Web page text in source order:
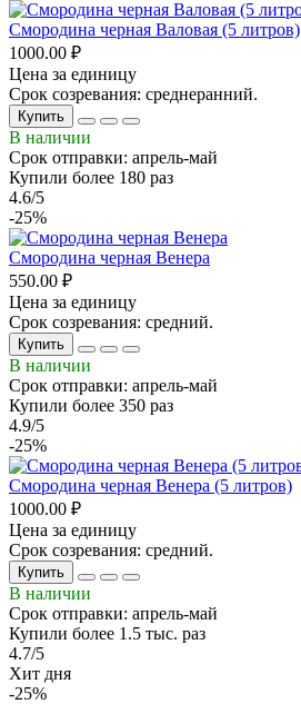
Смородина черная Валовая (5 литров)
1000.00 ₽
Цена за единицу
Срок созревания: среднеранний.
Купить
В наличии
Срок отправки: апрель-май
Купили более 180 раз
4.6/5
-25%
Смородина черная Венера
550.00 ₽
Цена за единицу
Срок созревания: средний.
Купить
В наличии
Срок отправки: апрель-май
Купили более 350 раз
4.9/5
-25%
Смородина черная Венера (5 литров)
1000.00 ₽
Цена за единицу
Срок созревания: средний.
Купить
В наличии
Срок отправки: апрель-май
Купили более 1.5 тыс. раз
4.7/5
Хит дня
-25%